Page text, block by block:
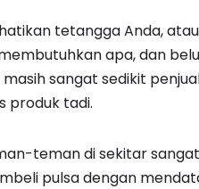
tetangga Anda,
apa, dan
sangat sedikit
produk tadi.
teman di sekitar sangat
pulsa dengan